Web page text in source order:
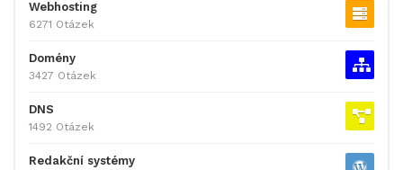
Webhosting
6271 Otázek
Domény
3427 Otázek
DNS
1492 Otázek
Redakční systémy